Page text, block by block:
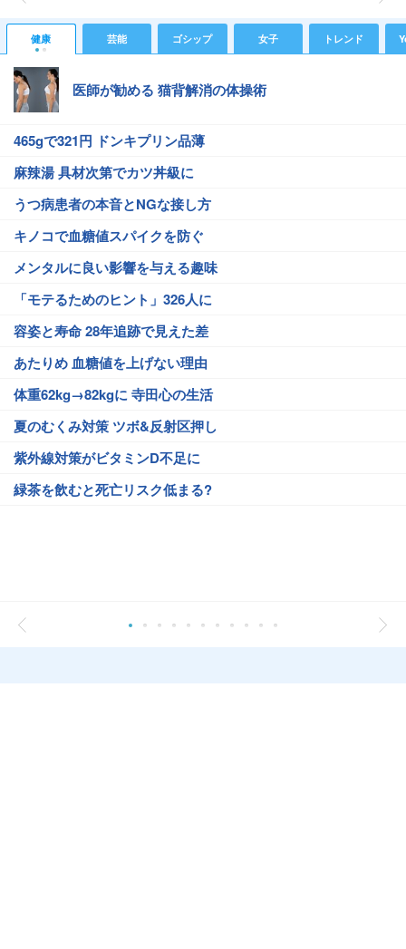
健康 芸能 ゴシップ 女子 トレンド
医師が勧める 猫背解消の体操術
465gで321円 ドンキプリン品薄
麻辣湯 具材次第でカツ丼級に
うつ病患者の本音とNGな接し方
キノコで血糖値スパイクを防ぐ
メンタルに良い影響を与える趣味
「モテるためのヒント」326人に
容姿と寿命 28年追跡で見えた差
あたりめ 血糖値を上げない理由
体重62kg→82kgに 寺田心の生活
夏のむくみ対策 ツボ&反射区押し
紫外線対策がビタミンD不足に
緑茶を飲むと死亡リスク低まる?